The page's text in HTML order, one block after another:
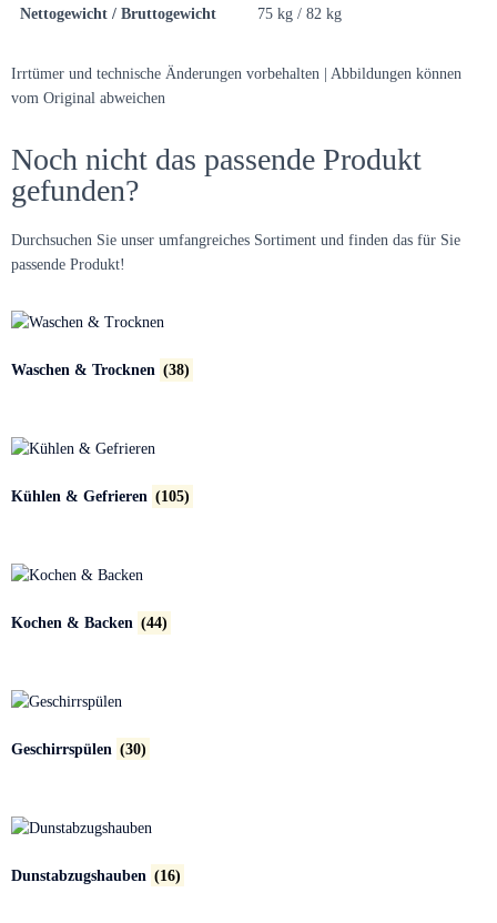
Nettogewicht / Bruttogewicht 75 kg / 82 kg
Irrtümer und technische Änderungen vorbehalten | Abbildungen können
vom Original abweichen
Noch nicht das passende Produkt
gefunden?
Durchsuchen Sie unser umfangreiches Sortiment und finden das für Sie
passende Produkt!
Waschen & Trocknen (38)
Kühlen & Gefrieren (105)
Kochen & Backen (44)
Geschirrspülen (30)
Dunstabzugshauben (16)